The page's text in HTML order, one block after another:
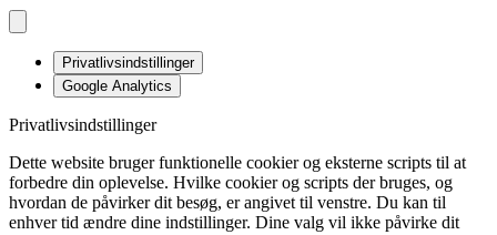
Privatlivsindstillinger
Google Analytics
Privatlivsindstillinger
Dette website bruger funktionelle cookier og eksterne scripts til at
forbedre din oplevelse. Hvilke cookier og scripts der bruges, og
hvordan de påvirker dit besøg, er angivet til venstre. Du kan til
enhver tid ændre dine indstillinger. Dine valg vil ikke påvirke dit